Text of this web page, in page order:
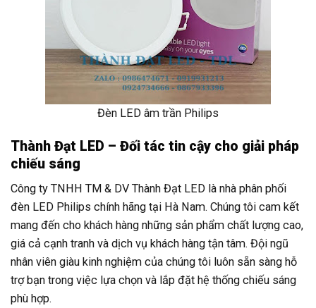
Đèn LED âm trần Philips
Thành Đạt LED – Đối tác tin cậy cho giải pháp
chiếu sáng
Công ty TNHH TM & DV Thành Đạt LED là nhà phân phối
đèn LED Philips chính hãng tại Hà Nam. Chúng tôi cam kết
mang đến cho khách hàng những sản phẩm chất lượng cao,
giá cả cạnh tranh và dịch vụ khách hàng tận tâm. Đội ngũ
nhân viên giàu kinh nghiệm của chúng tôi luôn sẵn sàng hỗ
trợ bạn trong việc lựa chọn và lắp đặt hệ thống chiếu sáng
phù hợp.